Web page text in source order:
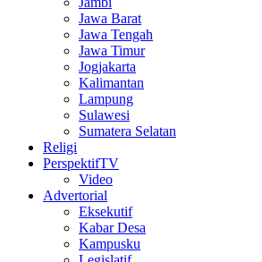
Jawa Barat
Jawa Tengah
Jawa Timur
Jogjakarta
Kalimantan
Lampung
Sulawesi
Sumatera Selatan
Religi
PerspektifTV
Video
Advertorial
Eksekutif
Kabar Desa
Kampusku